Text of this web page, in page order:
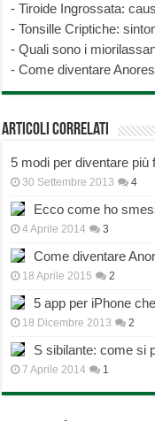
-Tiroide Ingrossata:
-Tonsille Criptiche:
-Quali sono i
-Come diventare
Articoli correlati
5 modi per diventare più
30 Settembre 2013 4
Ecco come ho
4 Aprile 2014 3
Come diventare
18 Aprile 2015 2
5 app per iPhone
18 Dicembre 2013 2
S sibilante: come si
7 Aprile 2014 1